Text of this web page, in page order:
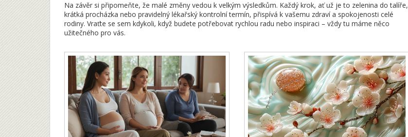
Na závěr si připomeňte, že malé změny vedou k velkým výsledkům. Každý krok, ať už je to zelenina do talíře,
krátká procházka nebo pravidelný lékařský kontrolní termín, přispívá k vašemu zdraví a spokojenosti celé
rodiny. Vraťte se sem kdykoli, když budete potřebovat rychlou radu nebo inspiraci – vždy tu máme něco
užitečného pro vás.